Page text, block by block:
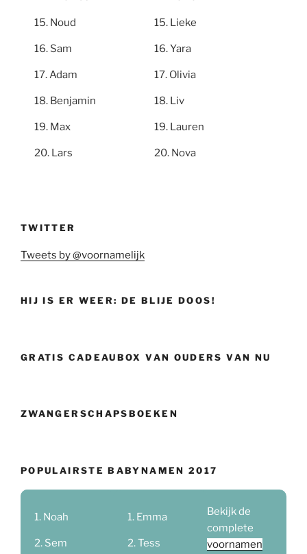
Noud
Sam
Adam
Benjamin
Max
Lars
Lieke
Yara
Olivia
Liv
Lauren
Nova
TWITTER
Tweets by @voornamelijk
HIJ IS ER WEER: DE BLIJE DOOS!
GRATIS CADEAUBOX VAN OUDERS VAN NU
ZWANGERSCHAPSBOEKEN
POPULAIRSTE BABYNAMEN 2017
Noah
Sem
Emma
Tess
Bekijk de
complete
voornamen